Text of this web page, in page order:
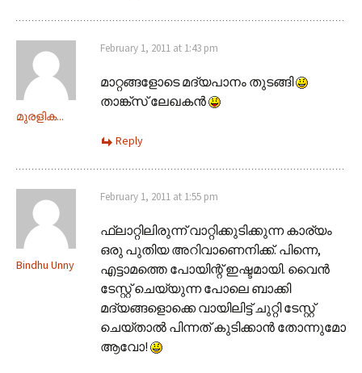
മുരളിക...
February 1, 2011 at 1:43 pm
മാറ്റങ്ങളോടെ മദ്യപാനം തുടങ്ങി
താങ്ക്സ് ലേഖകന്‍
Reply
Bindhu Unny
February 1, 2011 at 1:55 pm
ഫ്ലാറ്റിലിരുന്ന് വാറ്റിക്കുടിക്കുന്ന കാര്യം
ഒരു പുതിയ അറിവാണെനിക്ക്. പിന്നെ,
എട്ടാമത്തെ പോയിന്റ് ഇഷ്ടമായി. വൈന്‍
ടേസ്റ്റ് ചെയ്യുന്ന പോലെ ബാക്കി
മദ്യങ്ങളൊക്കെ വായിലിട്ട് ചുറ്റി ടേസ്റ്റ്
ചെയ്താല്‍ പിന്നത് കുടിക്കാന്‍ തോന്നുമോ
ആവോ!